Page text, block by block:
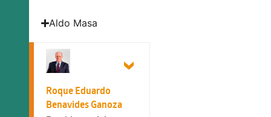
Aldo Masa
Roque Eduardo
Benavides Ganoza